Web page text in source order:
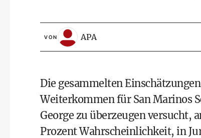
VON APA
Die gesammelten
Weiterkommen für San Marinos
George zu überzeugen versucht,
Prozent Wahrscheinlichkeit, in